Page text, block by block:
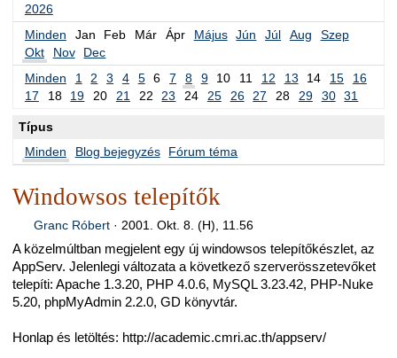
2026
Minden
Jan Feb Már Ápr Május Jún Júl Aug
Szep
Okt
Nov
Dec
Minden
1 2 3 4 5 6 7 8 9 10 11 12 13 14 15
16
17
18 19 20 21 22 23 24 25 26 27 28 29 30 31
Típus
Minden
Blog bejegyzés Fórum téma
Windowsos telepítők
Granc Róbert· 2001. Okt. 8. (H), 11.56
A közelmúltban megjelent egy új windowsos telepítőkészlet, az
AppServ. Jelenlegi változata a következő szerverösszetevőket
telepíti: Apache 1.3.20, PHP 4.0.6, MySQL 3.23.42, PHP-Nuke
5.20, phpMyAdmin 2.2.0, GD könyvtár.
Honlap és letöltés: http://academic.cmri.ac.th/appserv/